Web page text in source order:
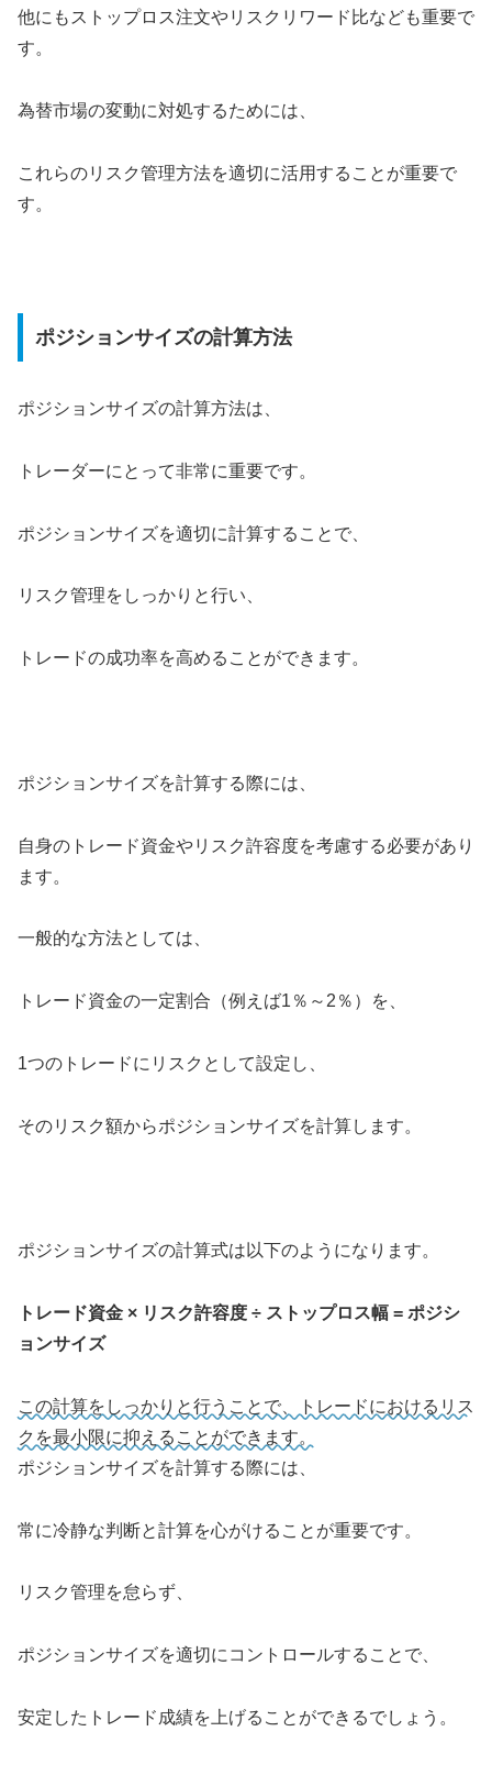
他にもストップロス注文やリスクリワード比なども重要で
す。
為替市場の変動に対処するためには、
これらのリスク管理方法を適切に活用することが重要で
す。
ポジションサイズの計算方法
ポジションサイズの計算方法は、
トレーダーにとって非常に重要です。
ポジションサイズを適切に計算することで、
リスク管理をしっかりと行い、
トレードの成功率を高めることができます。
ポジションサイズを計算する際には、
自身のトレード資金やリスク許容度を考慮する必要があり
ます。
一般的な方法としては、
トレード資金の一定割合（例えば1％～2％）を、
1つのトレードにリスクとして設定し、
そのリスク額からポジションサイズを計算します。
ポジションサイズの計算式は以下のようになります。
トレード資金 × リスク許容度 ÷ ストップロス幅 = ポジシ
ョンサイズ
この計算をしっかりと行うことで、トレードにおけるリス
クを最小限に抑えることができます。
ポジションサイズを計算する際には、
常に冷静な判断と計算を心がけることが重要です。
リスク管理を怠らず、
ポジションサイズを適切にコントロールすることで、
安定したトレード成績を上げることができるでしょう。